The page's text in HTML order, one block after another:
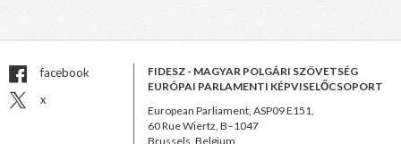
facebook
x
FIDESZ - MAGYAR POLGÁRI SZÖVETSÉG
EURÓPAI PARLAMENTI KÉPVISELŐCSOPORT
European Parliament, ASP09 E151,
60 Rue Wiertz, B–1047
Brussels, Belgium